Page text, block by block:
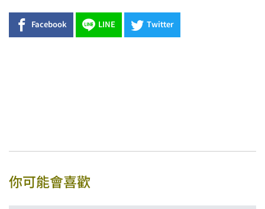
Facebook LINE Twitter
你可能會喜歡